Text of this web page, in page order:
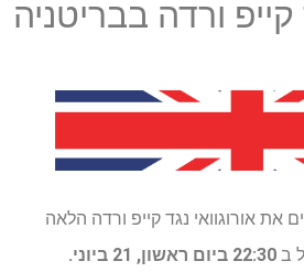
קייפ ורדה בבריטניה
את אורוגוואי נגד קייפ ורדה הלאה
ב 22:30 ביום ראשון, 21 ביוני.